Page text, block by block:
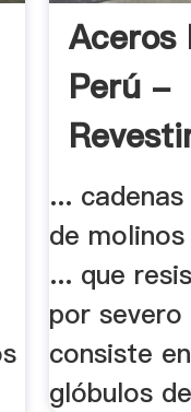
Aceros
Perú -
Duros
...
de
... que
por
consiste
glóbulos